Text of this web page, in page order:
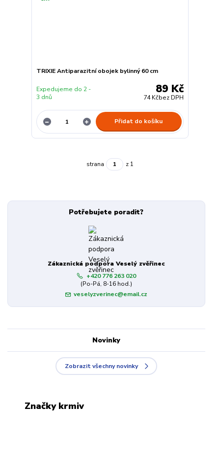
TRIXIE Antiparazitní obojek bylinný 60 cm
89 Kč
74 Kčbez DPH
Expedujeme do 2 -
3 dnů
Přidat do košíku
strana z 1
Potřebujete poradit?
Zákaznická podpora Veselý zvěřinec
+420 776 263 020
(Po-Pá, 8-16 hod.)
veselyzverinec@email.cz
Novinky
Zobrazit všechny novinky
Značky krmiv